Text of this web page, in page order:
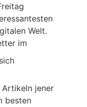
Welt.
im
jener
besten